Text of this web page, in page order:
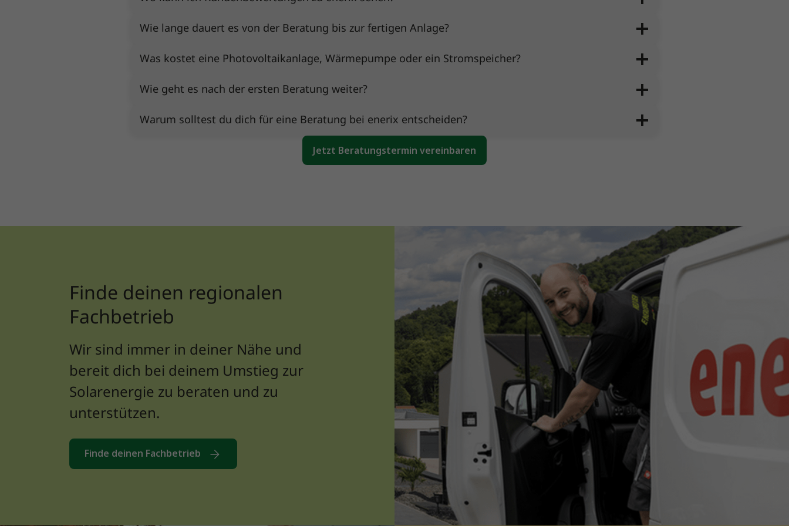
Wie lange dauert es von der Beratung bis zur fertigen Anlage?
Was kostet eine Photovoltaikanlage, Wärmepumpe oder ein Stromspeicher?
Wie geht es nach der ersten Beratung weiter?
Warum solltest du dich für eine Beratung bei enerix entscheiden?
Jetzt Beratungstermin vereinbaren
Finde deinen regionalen
Fachbetrieb
Wir sind immer in deiner Nähe und
bereit dich bei deinem Umstieg zur
Solarenergie zu beraten und zu
unterstützen.
Finde deinen Fachbetrieb